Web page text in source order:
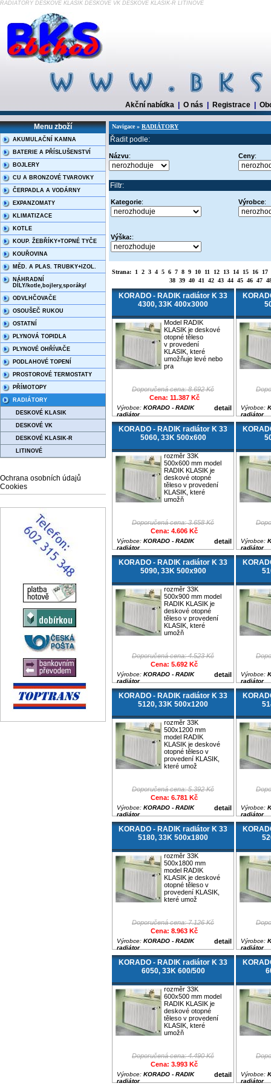
RADIÁTORY DESKOVÉ KLASIK DESKOVÉ VK DESKOVÉ KLASIK-R LITINOVÉ
Akční nabídka O nás Registrace
Menu zboží
AKUMULAČNÍ KAMNA
BATERIE A PŘÍSLUŠENSTVÍ
BOJLERY
CU A BRONZOVÉ TVAROVKY
ČERPADLA A VODÁRNY
EXPANZOMATY
KLIMATIZACE
KOTLE
KOUP. ŽEBŘÍKY+TOPNÉ TYČE
KOUŘOVINA
MĚD. A PLAS. TRUBKY+IZOL.
NÁHRADNÍ
DÍLY/kotle,bojlery,sporáky/
ODVLHČOVAČE
OSOUŠEČ RUKOU
OSTATNÍ
PLYNOVÁ TOPIDLA
PLYNOVÉ OHŘÍVAČE
PODLAHOVÉ TOPENÍ
PROSTOROVÉ TERMOSTATY
PŘÍMOTOPY
RADIÁTORY
DESKOVÉ KLASIK
DESKOVÉ VK
DESKOVÉ KLASIK-R
LITINOVÉ
Ochrana osobních údajů
Cookies
Navigace » RADIÁTORY
Řadit podle:
Názvu: Ceny:
Filtr:
Kategorie: Výrobce:
Výška::
Strana: 1 2 3 4 5 6 7 8 9 10 11 12 13 14 15 16
17
38 39 40 41 42 43 44 45 46 47
KORADO - RADIK radiátor K 33
4300, 33K 400x3000
Model RADIK
KLASIK je deskové
otopné těleso
v provedení
KLASIK, které
umožňuje levé nebo
pra
Doporučená cena: 8.692 Kč
Cena: 11.387 Kč
detail
Výrobce: KORADO - RADIK
radiátor
Výrobce:
radiátor
KORADO - RADIK radiátor K 33
5060, 33K 500x600
rozměr 33K
500x600 mm model
RADIK KLASIK je
deskové otopné
těleso v provedení
KLASIK, které
umožň
Doporučená cena: 3.658 Kč
Cena: 4.606 Kč
detail
Výrobce: KORADO - RADIK
radiátor
Výrobce:
radiátor
KORADO - RADIK radiátor K 33
5090, 33K 500x900
rozměr 33K
500x900 mm model
RADIK KLASIK je
deskové otopné
těleso v provedení
KLASIK, které
umožň
Doporučená cena: 4.523 Kč
Cena: 5.692 Kč
detail
Výrobce: KORADO - RADIK
radiátor
Výrobce:
radiátor
KORADO - RADIK radiátor K 33
5120, 33K 500x1200
rozměr 33K
500x1200 mm
model RADIK
KLASIK je deskové
otopné těleso v
provedení KLASIK,
které umož
Doporučená cena: 5.392 Kč
Cena: 6.781 Kč
detail
Výrobce: KORADO - RADIK
radiátor
Výrobce:
radiátor
KORADO - RADIK radiátor K 33
5180, 33K 500x1800
rozměr 33K
500x1800 mm
model RADIK
KLASIK je deskové
otopné těleso v
provedení KLASIK,
které umož
Doporučená cena: 7.126 Kč
Cena: 8.963 Kč
detail
Výrobce: KORADO - RADIK
radiátor
Výrobce:
radiátor
KORADO - RADIK radiátor K 33
6050, 33K 600/500
rozměr 33K
600x500 mm model
RADIK KLASIK je
deskové otopné
těleso v provedení
KLASIK, které
umožň
Doporučená cena: 4.490 Kč
Cena: 3.993 Kč
detail
Výrobce: KORADO - RADIK
radiátor
Výrobce:
radiátor